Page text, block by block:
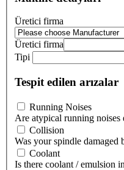
Üretici firma
Üretici firma
Tipi
Tespit edilen arızalar
Running Noises
Are atypical running noises
Collision
Was your spindle damaged
Coolant
Is there coolant / emulsion